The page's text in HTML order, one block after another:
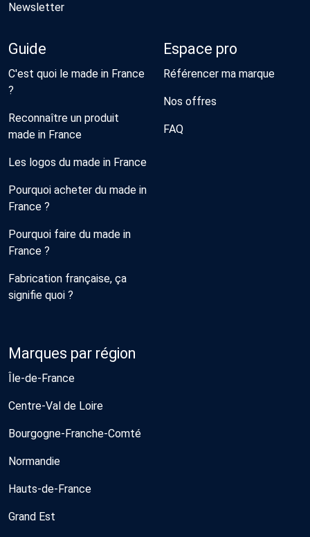
Newsletter
Guide
C'est quoi le made in France
?
Reconnaître un produit
made in France
Les logos du made in France
Pourquoi acheter du made in
France ?
Pourquoi faire du made in
France ?
Fabrication française, ça
signifie quoi ?
Espace pro
Référencer ma marque
Nos offres
FAQ
Marques par région
Île-de-France
Centre-Val de Loire
Bourgogne-Franche-Comté
Normandie
Hauts-de-France
Grand Est